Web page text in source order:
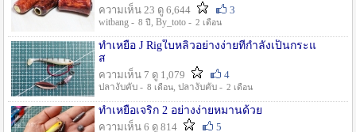
ความเห็น 23 ดู 6,644
3
witbang - 8 ปี , By_toto - 2 เดือน
ทำเหยื่อ J Rigใบหลิวอย่างง่ายที่กำลังเป็นกระแ
ส
ความเห็น 7 ดู 1,079
4
ปลางับคับ - 8 เดือน, ปลางับคับ - 2 เดือน
ทำเหยื่อเจริก 2 อย่างง่ายหมานด้วย
ความเห็น 6 ดู 814
5